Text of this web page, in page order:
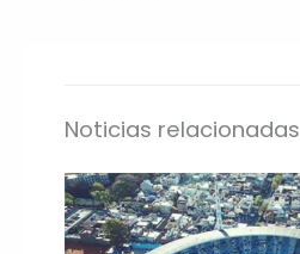
Noticias relacionadas